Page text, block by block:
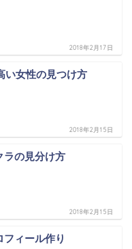
2018年2月17日
女性の見つけ方
2018年2月15日
の見分け方
2018年2月15日
ィール作り